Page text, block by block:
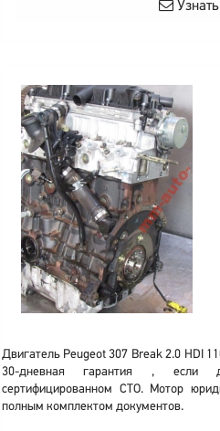
Двигатель Peugeot 307 Break 2.0 HDI
30-дневная гарантия , если
сертифицированном СТО. Мотор
полным комплектом документов.